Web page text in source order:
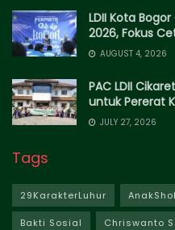
LDII Kota
2026, Fokus
AUGUST 4, 2026
PAC LDII
untuk Pererat
JULY 27, 2026
Tags
29KarakterLuhur
Bakti Sosial Chriswanto